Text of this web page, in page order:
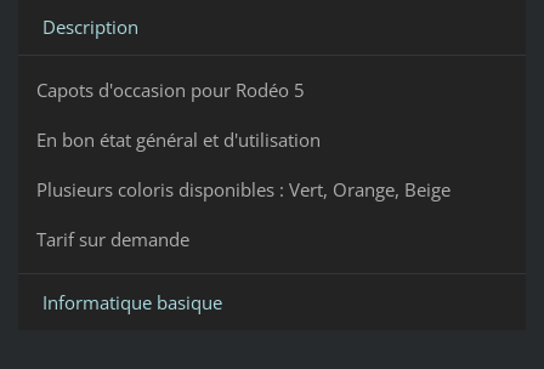
Description
Capots d'occasion pour Rodéo 5
En bon état général et d'utilisation
Plusieurs coloris disponibles : Vert, Orange, Beige
Tarif sur demande
Informatique basique